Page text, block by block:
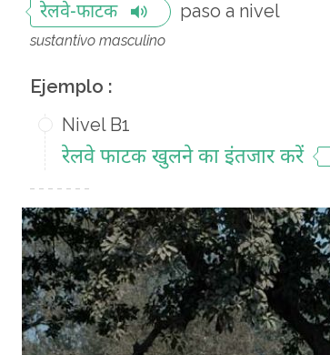
रेलवे-फाटक paso a nivel
sustantivo masculino
Ejemplo :
Nivel B1
रेलवे फाटक खुलने का इंतजार करें